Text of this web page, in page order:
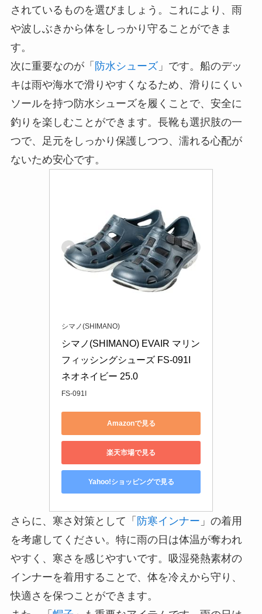
されているものを選びましょう。これにより、雨
や波しぶきから体をしっかり守ることができま
す。
次に重要なのが「 防水シューズ」です。船のデッ
キは雨や海水で滑りやすくなるため、滑りにくい
ソールを持つ防水シューズを履くことで、安全に
釣りを楽しむことができます。長靴も選択肢の一
つで、足元をしっかり保護しつつ、濡れる心配が
ないため安心です。
シマノ(SHIMANO)
シマノ(SHIMANO) EVAIR マリン
フィッシングシューズ FS-091I
ネオネイビー 25.0
FS-091I
Amazonで見る
楽天市場で見る
Yahoo!ショッピングで見る
さらに、寒さ対策として「 防寒インナー 」の着用
を考慮してください。特に雨の日は体温が奪われ
やすく、寒さを感じやすいです。吸湿発熱素材の
インナーを着用することで、体を冷えから守り、
快適さを保つことができます。